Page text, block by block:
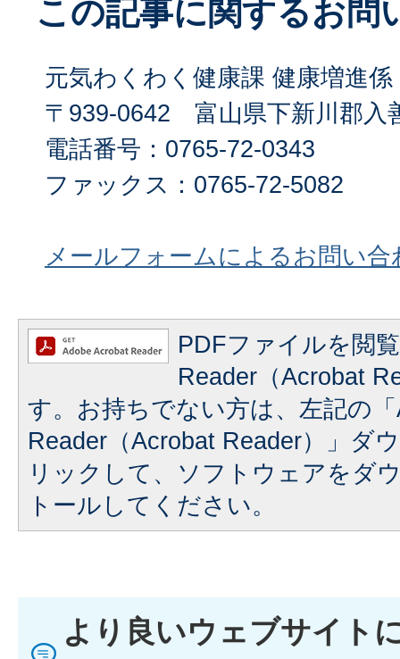
この記事に関するお問
元気わくわく健康課 健康増進係
〒939-0642 富山県下新川郡入
電話番号：0765-72-0343
ファックス：0765-72-5082
メールフォームによるお問い合
PDFファイルを閲
Reader（Acrobat
す。お持ちでない方は、左記の
Reader（Acrobat Reader）」ダ
リックして、ソフトウェアをダ
トールしてください。
より良いウェブサイト